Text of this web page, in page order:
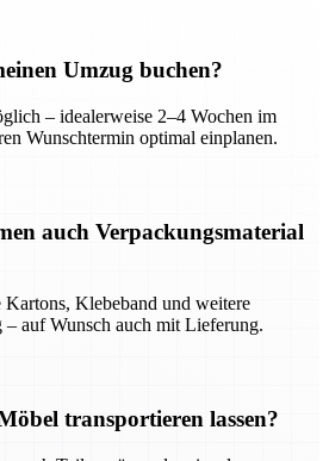
Umzug buchen?
– idealerweise 2–4 Wochen im
Wunschtermin optimal einplanen.
auch Verpackungsmaterial
Kartons, Klebeband und weitere
auf Wunsch auch mit Lieferung.
transportieren lassen?